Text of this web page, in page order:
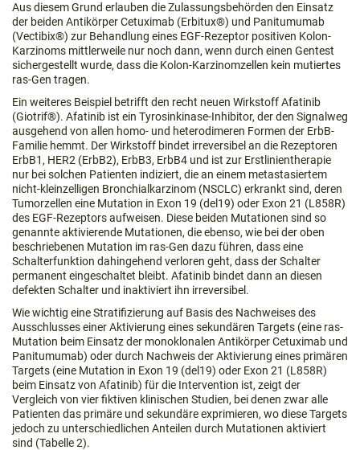
Aus diesem Grund erlauben die Zulassungsbehörden den Einsatz
der beiden Antikörper Cetuximab (Erbitux®) und Panitumumab
(Vectibix®) zur Behandlung eines EGF-Rezeptor positiven Kolon-
Karzinoms mittlerweile nur noch dann, wenn durch einen Gentest
sichergestellt wurde, dass die Kolon-Karzinomzellen kein mutiertes
ras-Gen tragen.
Ein weiteres Beispiel betrifft den recht neuen Wirkstoff Afatinib
(Giotrif®). Afatinib ist ein Tyrosinkinase-Inhibitor, der den Signalweg
ausgehend von allen homo- und heterodimeren Formen der ErbB-
Familie hemmt. Der Wirkstoff bindet irreversibel an die Rezeptoren
ErbB1, HER2 (ErbB2), ErbB3, ErbB4 und ist zur Erstlinientherapie
nur bei solchen Patienten indiziert, die an einem metastasiertem
nicht-kleinzelligen Bronchialkarzinom (NSCLC) erkrankt sind, deren
Tumorzellen eine Mutation in Exon 19 (del19) oder Exon 21 (L858R)
des EGF-Rezeptors aufweisen. Diese beiden Mutationen sind so
genannte aktivierende Mutationen, die ebenso, wie bei der oben
beschriebenen Mutation im ras-Gen dazu führen, dass eine
Schalterfunktion dahingehend verloren geht, dass der Schalter
permanent eingeschaltet bleibt. Afatinib bindet dann an diesen
defekten Schalter und inaktiviert ihn irreversibel.
Wie wichtig eine Stratifizierung auf Basis des Nachweises des
Ausschlusses einer Aktivierung eines sekundären Targets (eine ras-
Mutation beim Einsatz der monoklonalen Antikörper Cetuximab und
Panitumumab) oder durch Nachweis der Aktivierung eines primären
Targets (eine Mutation in Exon 19 (del19) oder Exon 21 (L858R)
beim Einsatz von Afatinib) für die Intervention ist, zeigt der
Vergleich von vier fiktiven klinischen Studien, bei denen zwar alle
Patienten das primäre und sekundäre exprimieren, wo diese Targets
jedoch zu unterschiedlichen Anteilen durch Mutationen aktiviert
sind (Tabelle 2).